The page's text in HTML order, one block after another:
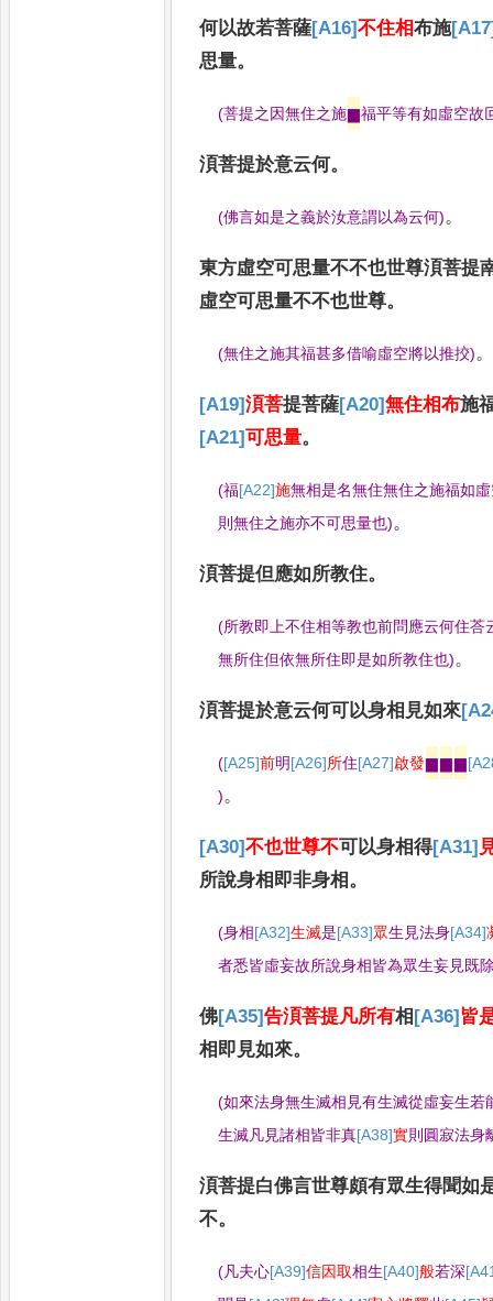
何以故若菩薩[A16]不住相布施
思量。
(菩提之因無住之施▆福平等有如虛空故
湏菩提於意云何。
(佛言如是之義於汝意謂以為云何)。
東方虛空可思量不不也世尊湏菩提
虛空可思量不不也世尊。
(無住之施其福甚多借喻虛空將以推挍)
[A19]湏菩提菩薩[A20]無住相布施
[A21]可思量。
(福[A22]施無相是名無住無住之施福如
則無住之施亦不可思量也)。
湏菩提但應如所教住。
(所教即上不住相等教也前問應云何住荅
無所住但依無所住即是如所教住也)。
湏菩提於意云何可以身相見如來
([A25]前明[A26]所住[A27]啟發▆▆▆
)。
[A30]不也世尊不可以身相得[A31]
所說身相即非身相。
(身相[A32]生滅是[A33]眾生見法身[A34]
者悉皆虛妄故所說身相皆為眾生妄見既
佛[A35]告湏菩提凡所有相 [A36] 皆
相即見如來。
(如來法身無生滅相見有生滅從虛妄生若
生滅凡見諸相皆非真[A38]實則圓寂法身
湏菩提白佛言世尊頗有眾生得聞如
不。
(凡夫心[A39]信因取相生[A40]般若深